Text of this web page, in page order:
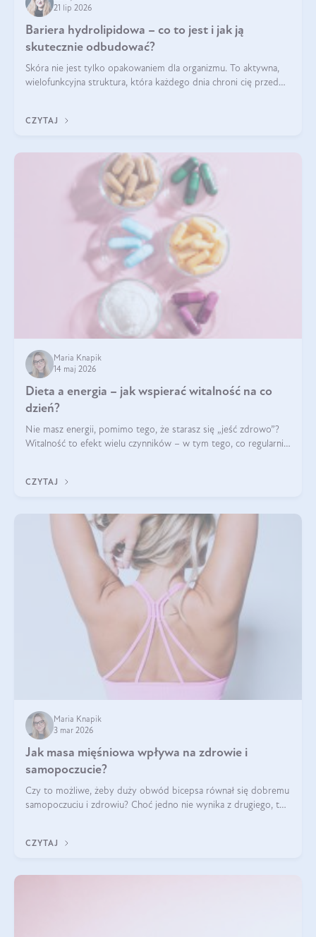
21 lip 2026
Bariera hydrolipidowa – co to jest i jak ją
skutecznie odbudować?
Skóra nie jest tylko opakowaniem dla organizmu. To aktywna,
wielofunkcyjna struktura, która każdego dnia chroni cię przed
bariera hydrolipidowa.
CZYTAJ
Maria Knapik
14 maj 2026
Dieta a energia – jak wspierać witalność na co
dzień?
Nie masz energii, pomimo tego, że starasz się „jeść zdrowo”?
Witalność to efekt wielu czynników – w tym tego, co regularnie
CZYTAJ
Maria Knapik
3 mar 2026
Jak masa mięśniowa wpływa na zdrowie i
samopoczucie?
Czy to możliwe, żeby duży obwód bicepsa równał się dobremu
samopoczuciu i zdrowiu? Choć jedno nie wynika z drugiego, to
wyjaśnimy.
CZYTAJ